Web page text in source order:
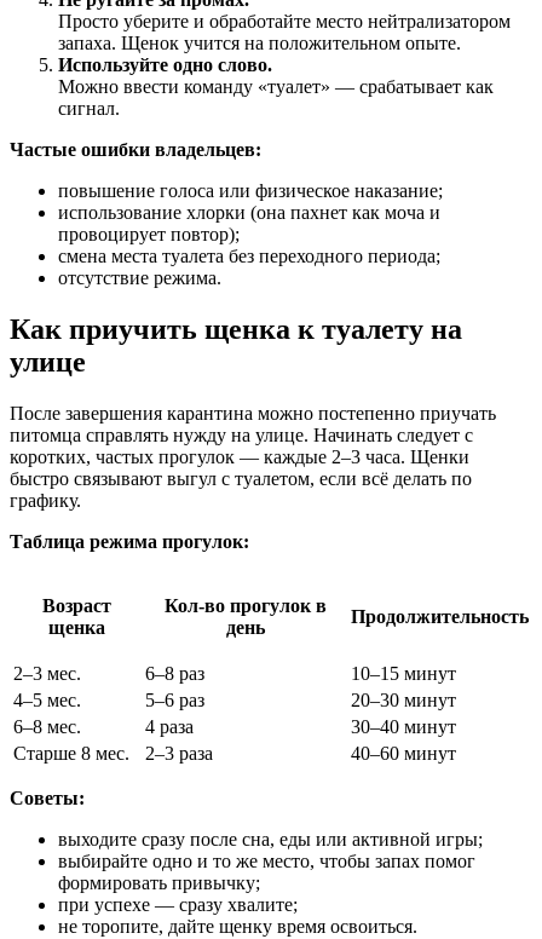
Просто уберите и обработайте место нейтрализатором
запаха. Щенок учится на положительном опыте.
Используйте одно слово.
Можно ввести команду «туалет» — срабатывает как
сигнал.
Частые ошибки владельцев:
повышение голоса или физическое наказание;
использование хлорки (она пахнет как моча и
провоцирует повтор);
смена места туалета без переходного периода;
отсутствие режима.
Как приучить щенка к туалету на
улице
После завершения карантина можно постепенно приучать
питомца справлять нужду на улице. Начинать следует с
коротких, частых прогулок — каждые 2–3 часа. Щенки
быстро связывают выгул с туалетом, если всё делать по
графику.
Таблица режима прогулок:
Возраст
щенка
Кол-во прогулок в
день
Продолжительность
2–3 мес. 6–8 раз
10–15 минут
4–5 мес.
5–6 раз
20–30 минут
6–8 мес.
4 раза
30–40 минут
Старше 8 мес.
2–3 раза 40–60 минут
Советы:
выходите сразу после сна, еды или активной игры;
выбирайте одно и то же место, чтобы запах помог
формировать привычку;
при успехе — сразу хвалите;
не торопите, дайте щенку время освоиться.